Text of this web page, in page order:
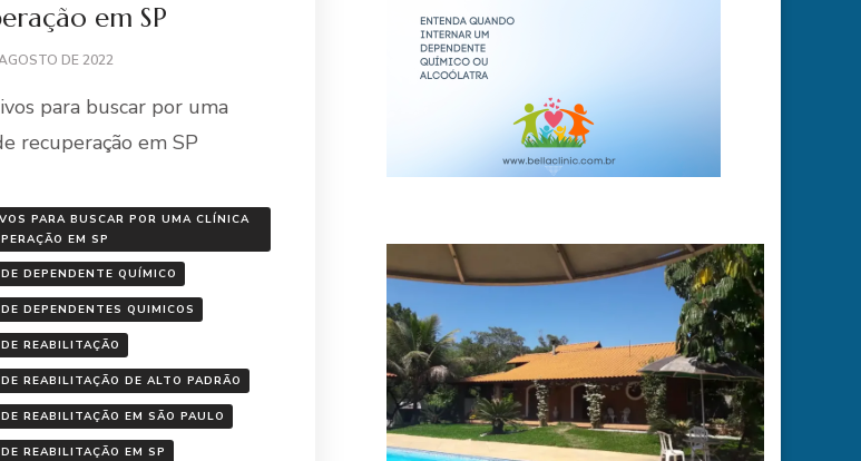
em SP
DE 2022
para buscar por uma
recuperação em SP
PARA BUSCAR POR UMA CLÍNICA
EM SP
DEPENDENTE QUÍMICO
DEPENDENTES QUIMICOS
REABILITAÇÃO
REABILITAÇÃO DE ALTO PADRÃO
REABILITAÇÃO EM SÃO PAULO
REABILITAÇÃO EM SP